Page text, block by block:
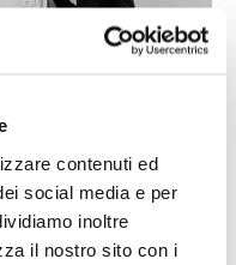
contenuti ed
social media e per
inoltre
il nostro sito con i